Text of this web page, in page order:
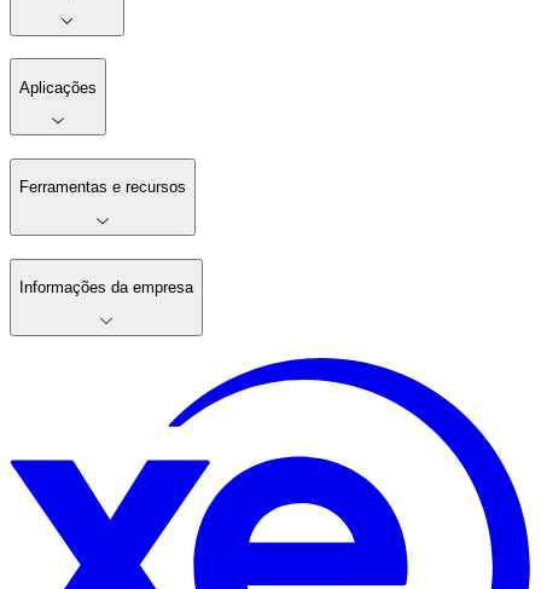
Aplicações
Ferramentas e recursos
Informações da empresa